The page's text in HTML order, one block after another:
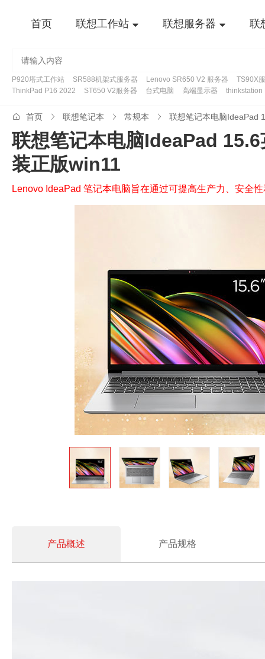
首页 联想工作站 联想服务器 联
P920塔式工作站 SR588机架式服务器 Lenovo SR650 V2 服务器
TS90X
ThinkPad P16 2022
ST650 V2服务器 台式电脑 高端显示器 thinkstation
首页 联想笔记本 常规本
联想笔记本电脑IdeaPad
装正版win11
Lenovo IdeaPad 笔记本电脑旨在通过可提高生产力、安全
产品概述 产品规格